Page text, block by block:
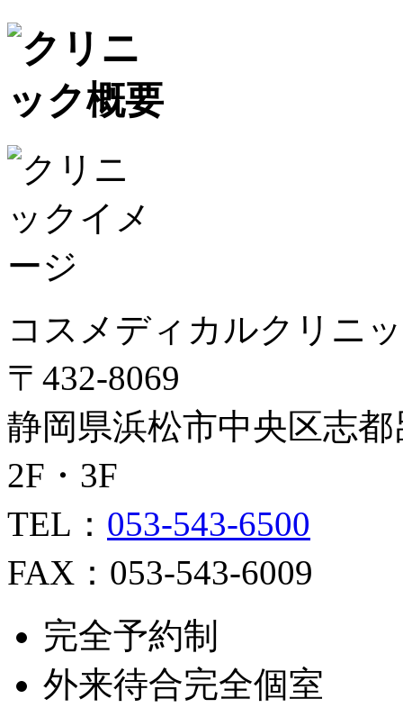
コスメディカルクリニ
〒432-8069
静岡県浜松市中央区志都
2F・3F
TEL： 053-543-6500
FAX：053-543-6009
完全予約制
外来待合完全個室